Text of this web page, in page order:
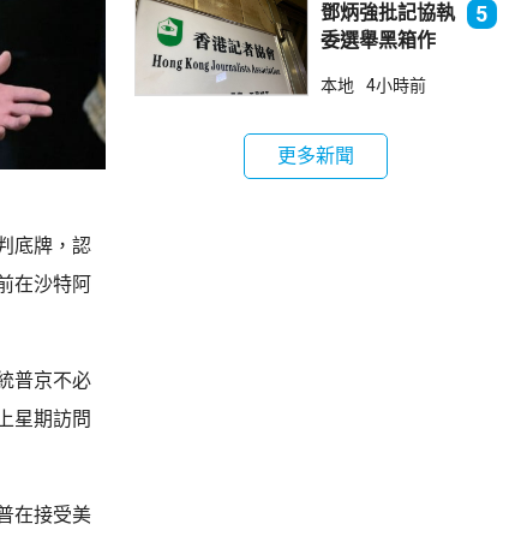
底牌，認
在沙特阿
普京不必
星期訪問
在接受美
鄧炳強批記協執
委選舉黑箱作
國安一定「釘死
5
本地 4小時前
更多新聞